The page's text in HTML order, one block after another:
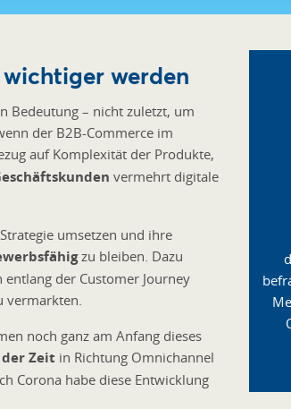
werden
Bedeutung – nicht zuletzt, um
der B2B-Commerce im
auf Komplexität der Produkte,
vermehrt digitale
umsetzen und ihre
zu bleiben. Dazu
der Customer Journey
vermarkten.
noch ganz am Anfang dieses
Zeit in Richtung Omnichannel
Corona habe diese Entwicklung